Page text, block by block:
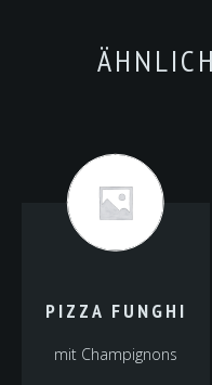
PIZZA FUNGHI
mit Champignons